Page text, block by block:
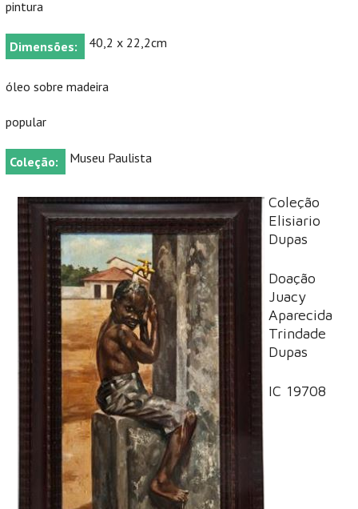
pintura
Dimensões: 40,2 x 22,2cm
óleo sobre madeira
popular
Coleção: Museu Paulista
Coleção
Elisiario
Dupas
Doação
Juacy
Aparecida
Trindade
Dupas
IC 19708